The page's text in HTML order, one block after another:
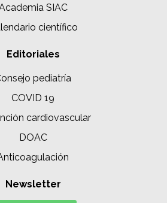
SIAC
científico
Editoriales
pediatría
COVID 19
cardiovascular
DOAC
Newsletter